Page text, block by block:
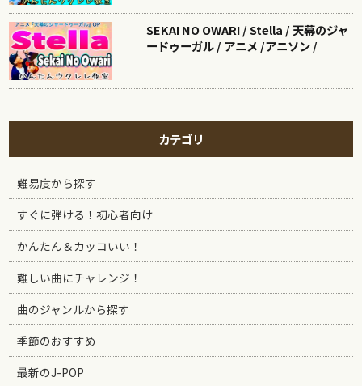
SEKAI NO OWARI / Stella / 天幕のジャ
ードゥーガル / アニメ /アニソン /
カテゴリ
難易度から探す
すぐに弾ける！初心者向け
かんたん＆カッコいい！
難しい曲にチャレンジ！
曲のジャンルから探す
季節のおすすめ
最新のJ-POP